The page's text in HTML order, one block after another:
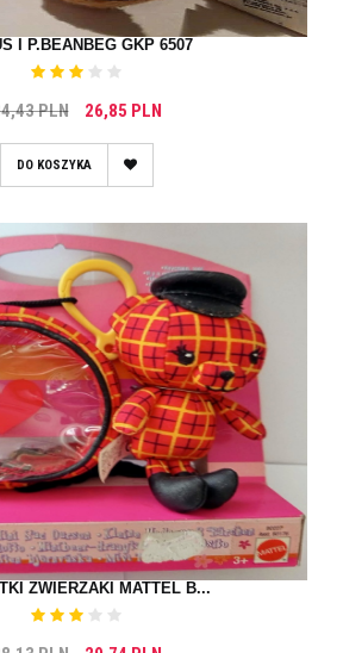
I P.BEANBEG GKP 6507
PLN 26,85 PLN
DO KOSZYKA
ZWIERZAKI MATTEL B...